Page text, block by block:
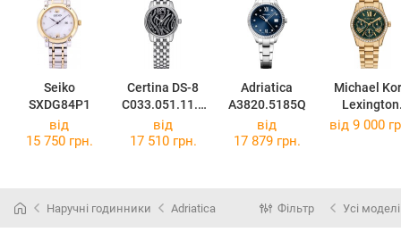
Seiko
SXDG84P1
Certina DS-8
C033.051.11.0
58.00
Adriatica
A3820.5185Q
Michael
Lexington
MK4924
від
15 750 грн.
від
17 510 грн.
від
17 879 грн.
від 9 000
Наручні годинники Adriatica Фільтр Усі моделі